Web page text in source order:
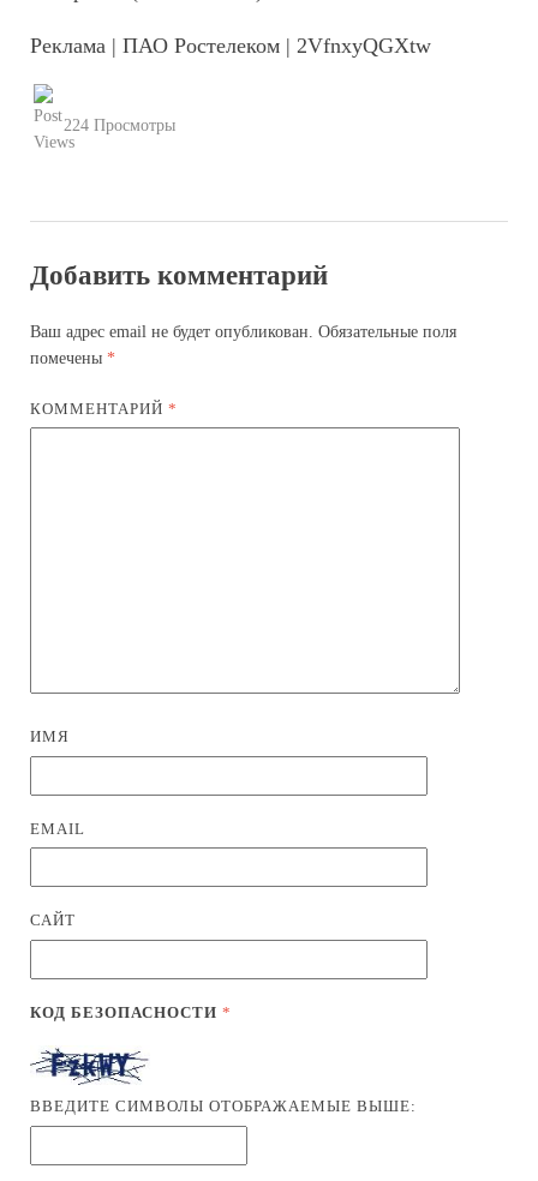
Реклама | ПАО Ростелеком | 2VfnxyQGXtw
224 Просмотры
Добавить комментарий
Ваш адрес email не будет опубликован. Обязательные поля
помечены *
КОММЕНТАРИЙ*
ИМЯ
EMAIL
САЙТ
КОД БЕЗОПАСНОСТИ*
ВВЕДИТЕ СИМВОЛЫ ОТОБРАЖАЕМЫЕ ВЫШЕ: